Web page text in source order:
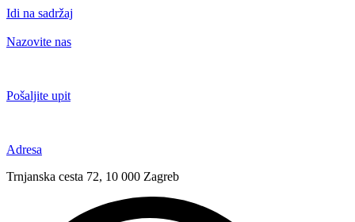
Idi na sadržaj
Nazovite nas
Pošaljite upit
Adresa
Trnjanska cesta 72, 10 000 Zagreb